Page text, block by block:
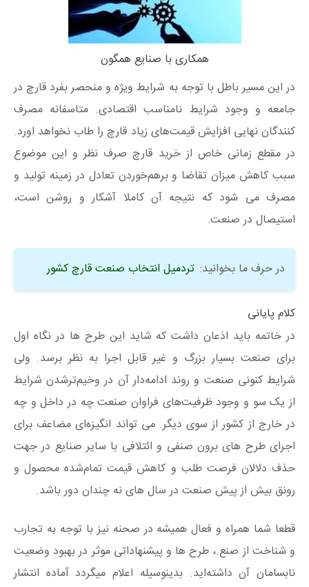
همکاری با صنایع همگون
در این مسیر باطل با توجه به شرایط ویژه و منحصر بفرد قارچ در
جامعه و وجود شرایط نامناسب اقتصادی. متاسفانه مصرف
کنندگان نهایی افزایش قیمت‌های زیاد قارچ را طاب نخواهد اورد.
در مقطع زمانی خاص از خرید قارچ صرف نظر و این موضوع
سبب کاهش میزان تقاضا و برهم‌خوردن تعادل در زمینه تولید و
مصرف می شود که نتیجه آن کاملا آشکار و روشن است،
استیصال در صنعت.
در حرف ما بخوانید: تردمیل انتخاب صنعت قارچ کشور
کلام پایانی
در خاتمه باید اذعان داشت که شاید این طرح ها در نگاه اول
برای صنعت بسیار بزرگ و غیر قابل اجرا به نظر برسد. ولی
شرایط کنونی صنعت و روند ادامه‌دار آن در وخیم‌ترشدن شرایط
از یک سو و وجود ظرفیت‌های فراوان صنعت چه در داخل و چه
در خارج از کشور از سوی دیگر. می تواند انگیزه‌ای مضاعف برای
اجرای طرح های برون صنفی و ائتلافی با سایر صنایع در جهت
حذف دلالان فرصت طلب و کاهش قیمت تمام‌شده محصول و
رونق بیش از پیش صنعت در سال های نه چندان دور باشد.
قطعا شما همراه و فعال همیشه در صحنه نیز با توجه به تجارب
و شناخت از صنع.، طرح ها و پیشنهاداتی موثر در بهبود وضعیت
نابسامان آن داشته‌اید. بدینوسیله اعلام میگردد آماده انتشار